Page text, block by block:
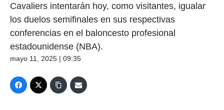
Cavaliers intentarán hoy, como visitantes, igualar
los duelos semifinales en sus respectivas
conferencias en el baloncesto profesional
estadounidense (NBA).
mayo 11, 2025 | 09:35